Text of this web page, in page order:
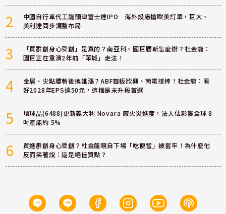
2
中國自行車代工龍頭津富士達IPO 海外設廠搶歐美訂單，巨大、
美利達同步調整布局
3
「買群創身心受創」是真的？南亞科、國巨腰斬怎麼辦？杜金龍：
國巨正在重演2年前「華城」走法！
4
金居、尖點腰斬後換誰漲？ABF載板欣興、南電接棒！杜金龍：看
好2028年EPS達50元，這檔是末升段首選
5
環球晶(6488)更新義大利 Novara 廠火災進度，法人估影響全球 8
吋產能約 5%
6
買進群創身心受創？杜金龍親自下場「吃便當」被套牢！為什麼他
反而笑著說：這是絕佳買點？